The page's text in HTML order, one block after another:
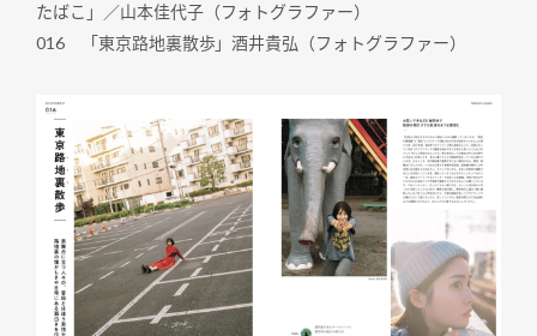
たばこ」／山本佳代子（フォトグラファー）
016 「東京路地裏散歩」酒井貴弘（フォトグラファー）